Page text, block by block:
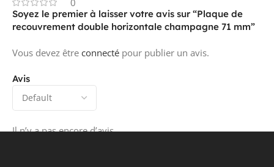
Avis
Il n’y a pas encore d’avis.
Soyez le premier à laisser votre avis sur “Plaque de
recouvrement double horizontale champagne 71 mm”
Vous devez être connecté pour publier un avis.